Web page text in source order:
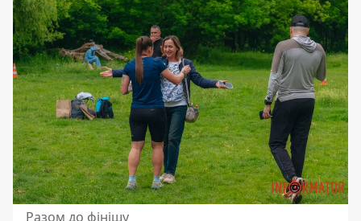
Разом до фінішу